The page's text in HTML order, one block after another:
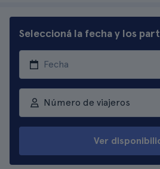
Seleccioná la fecha y los
Número de viajeros
Ver